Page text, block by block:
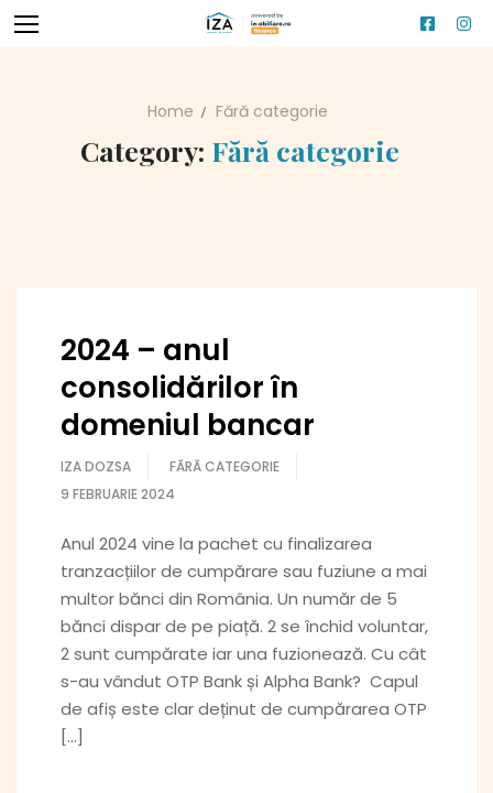
Skip
to
Home Fără categorie
Category: Fără categorie
2024 – anul
consolidărilor în
domeniul bancar
IZA DOZSA
FĂRĂ CATEGORIE
9 FEBRUARIE 2024
Anul 2024 vine la pachet cu finalizarea
tranzacțiilor de cumpărare sau fuziune a mai
multor bănci din România. Un număr de 5
bănci dispar de pe piață. 2 se închid voluntar,
2 sunt cumpărate iar una fuzionează. Cu cât
s-au vândut OTP Bank și Alpha Bank? Capul
de afiș este clar deținut de cumpărarea OTP
[…]